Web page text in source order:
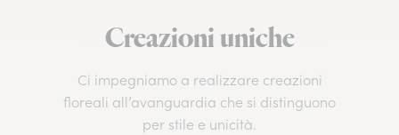
Creazioni uniche
Ci impegniamo a realizzare creazioni
floreali all’avanguardia che si distinguono
per stile e unicità.